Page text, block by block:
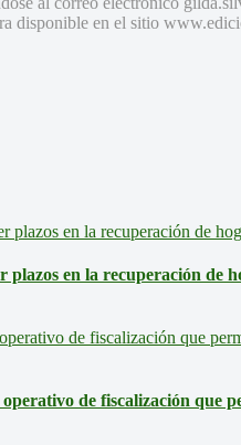
disponible en el sitio
en la recuperación de
de fiscalización que